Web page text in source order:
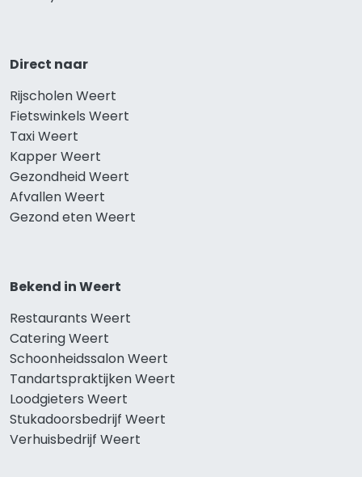
Direct naar
Rijscholen Weert
Fietswinkels Weert
Taxi Weert
Kapper Weert
Gezondheid Weert
Afvallen Weert
Gezond eten Weert
Bekend in Weert
Restaurants Weert
Catering Weert
Schoonheidssalon Weert
Tandartspraktijken Weert
Loodgieters Weert
Stukadoorsbedrijf Weert
Verhuisbedrijf Weert